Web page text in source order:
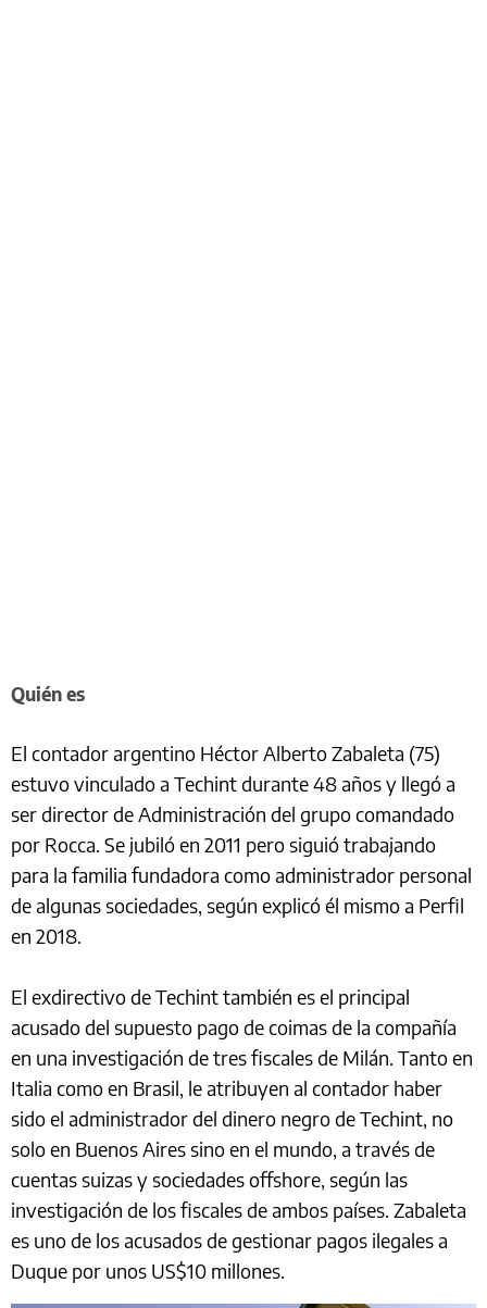
Quién es
El contador argentino Héctor Alberto Zabaleta (75)
estuvo vinculado a Techint durante 48 años y llegó a
ser director de Administración del grupo comandado
por Rocca. Se jubiló en 2011 pero siguió trabajando
para la familia fundadora como administrador personal
de algunas sociedades, según explicó él mismo a Perfil
en 2018.
El exdirectivo de Techint también es el principal
acusado del supuesto pago de coimas de la compañía
en una investigación de tres fiscales de Milán. Tanto en
Italia como en Brasil, le atribuyen al contador haber
sido el administrador del dinero negro de Techint, no
solo en Buenos Aires sino en el mundo, a través de
cuentas suizas y sociedades offshore, según las
investigación de los fiscales de ambos países. Zabaleta
es uno de los acusados de gestionar pagos ilegales a
Duque por unos US$10 millones.